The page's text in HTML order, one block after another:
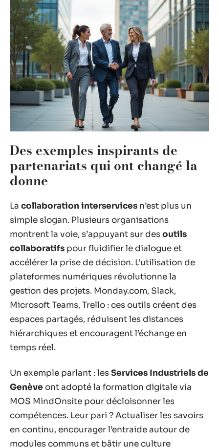
Des exemples inspirants de
partenariats qui ont changé la
donne
La collaboration interservices n’est plus un
simple slogan. Plusieurs organisations
montrent la voie, s’appuyant sur desoutils
collaboratifs pour fluidifier le dialogue et
accélérer la prise de décision. L’utilisation de
plateformes numériques révolutionne la
gestion des projets. Monday.com, Slack,
Microsoft Teams, Trello : ces outils créent des
espaces partagés, réduisent les distances
hiérarchiques et encouragent l’échange en
temps réel.
Un exemple parlant : lesServices Industriels de
Genève ont adopté la formation digitale via
MOS MindOnsite pour décloisonner les
compétences. Leur pari ? Actualiser les savoirs
en continu, encourager l’entraide autour de
modules communs et bâtir une culture